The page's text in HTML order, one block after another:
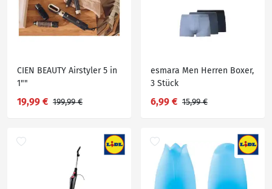
CIEN BEAUTY Airstyler 5 in
1""
19,99 € 199,99 €
esmara Men Herren Boxer,
3 Stück
6,99 € 15,99 €